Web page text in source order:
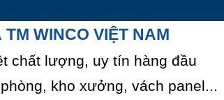
WINCO VIỆT NAM
chất lượng, uy tín hàng đầu
kho xưởng, vách panel...